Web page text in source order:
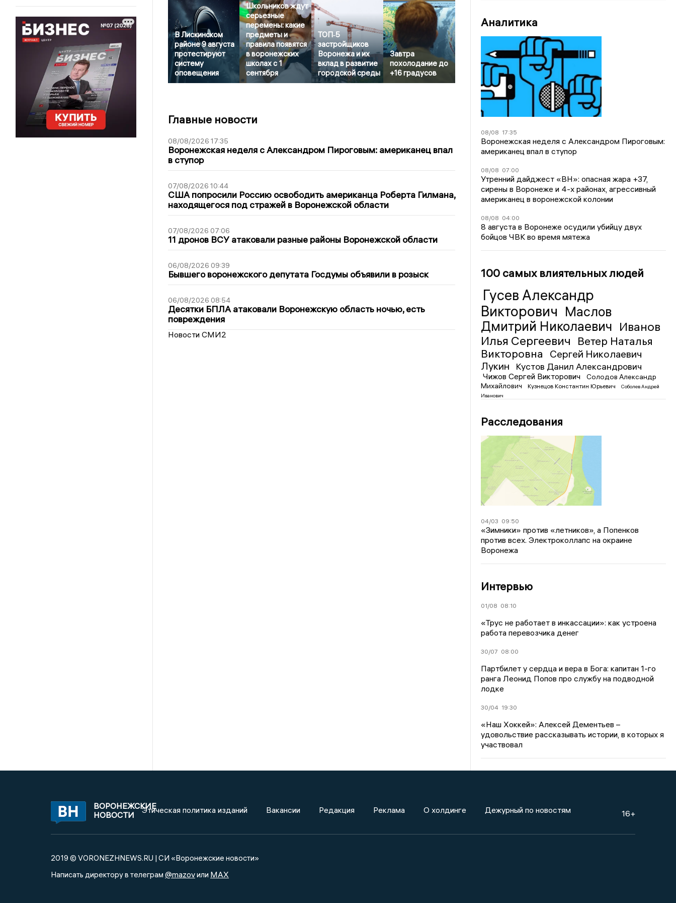
В Лискинском
районе 9 августа
протестируют
систему
оповещения
Школьников ждут
серьезные
перемены: какие
предметы и
правила появятся
в воронежских
школах с 1
сентября
ТОП‑5
застройщиков
Воронежа и их
вклад в развитие
городской среды
Завтра
похолодание до
+16 градусов
Главные новости
08/08/2026 17:35
Воронежская неделя с Александром Пироговым: американец впал
в ступор
07/08/2026 10:44
США попросили Россию освободить американца Роберта Гилмана,
находящегося под стражей в Воронежской области
07/08/2026 07:06
11 дронов ВСУ атаковали разные районы Воронежской области
06/08/2026 09:39
Бывшего воронежского депутата Госдумы объявили в розыск
06/08/2026 08:54
Десятки БПЛА атаковали Воронежскую область ночью, есть
повреждения
Новости СМИ2
Аналитика
08/08 17:35
Воронежская неделя с Александром Пироговым:
американец впал в ступор
08/08 07:00
Утренний дайджест «ВН»: опасная жара +37,
сирены в Воронеже и 4-х районах, агрессивный
американец в воронежской колонии
08/08 04:00
8 августа в Воронеже осудили убийцу двух
бойцов ЧВК во время мятежа
100 самых влиятельных людей
Гусев Александр
Викторович Маслов
Дмитрий Николаевич Иванов
Илья Сергеевич
Ветер Наталья
Викторовна
Сергей Николаевич
Лукин
Кустов Данил Александрович
Чижов Сергей Викторович
Солодов Александр
Михайлович
Кузнецов Константин Юрьевич
Соболев Андрей
Иванович
Расследования
04/03 09:50
«Зимники» против «летников», а Попенков
против всех. Электроколлапс на окраине
Воронежа
Интервью
01/08 08:10
«Трус не работает в инкассации»: как устроена
работа перевозчика денег
30/07 08:00
Партбилет у сердца и вера в Бога: капитан 1-го
ранга Леонид Попов про службу на подводной
лодке
30/04 19:30
«Наш Хоккей»: Алексей Дементьев –
удовольствие рассказывать истории, в которых я
участвовал
ВОРОНЕЖСКИЕ
НОВОСТИ
Этическая политика изданий Вакансии Редакция Реклама О холдинге Дежурный по новостям 16+
2019 © VORONEZHNEWS.RU | СИ «Воронежские новости»
Написать директору в телеграм @mazovили MAX